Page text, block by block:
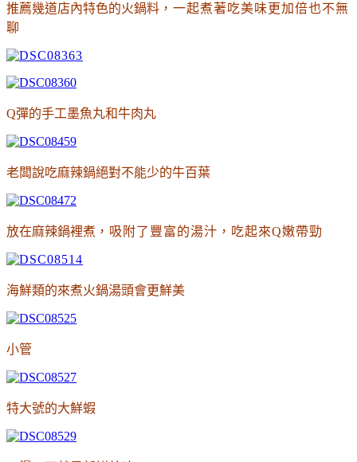
推薦幾道店內特色的火鍋料 ，一起煮著吃美味更加倍也不無
聊
Q彈的手工墨魚丸和牛肉丸
老闆說吃麻辣鍋絕對不能少的牛百葉
放在麻辣鍋裡煮 ，吸附了豐富的湯汁 ，吃起來Q嫩帶勁
海鮮類的來煮火鍋湯頭會更鮮美
小管
特大號的大鮮蝦